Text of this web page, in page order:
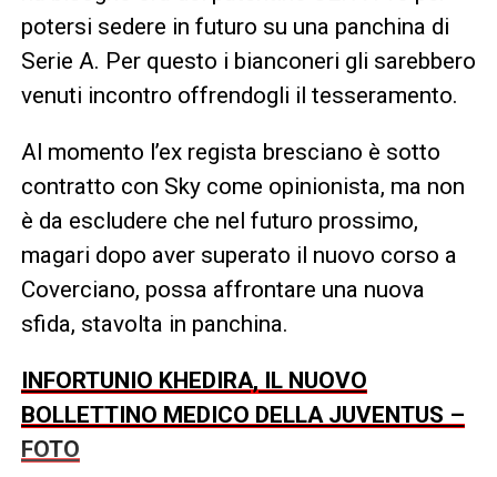
potersi sedere in futuro su una panchina di
Serie A. Per questo i bianconeri gli sarebbero
venuti incontro offrendogli il tesseramento.
Al momento l’ex regista bresciano è sotto
contratto con Sky come opinionista, ma non
è da escludere che nel futuro prossimo,
magari dopo aver superato il nuovo corso a
Coverciano, possa affrontare una nuova
sfida, stavolta in panchina.
INFORTUNIO KHEDIRA, IL NUOVO
BOLLETTINO MEDICO DELLA JUVENTUS –
FOTO